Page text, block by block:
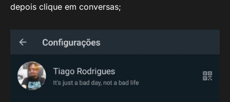
depois clique em conversas;